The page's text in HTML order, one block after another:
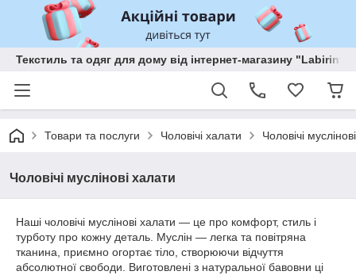
Текстиль та одяг для дому від інтернет-магазину "Labirint"
Товари та послуги Чоловічі халати Чоловічі
Чоловічі муслінові халати
Наші чоловічі муслінові халати — це про комфорт, стиль і
турботу про кожну деталь. Муслін — легка та повітряна
тканина, приємно огортає тіло, створюючи відчуття
абсолютної свободи. Виготовлені з натуральної бавовни ці